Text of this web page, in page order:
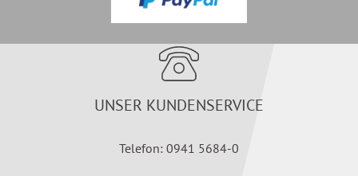
UNSER KUNDENSERVICE
Telefon: 0941 5684-0